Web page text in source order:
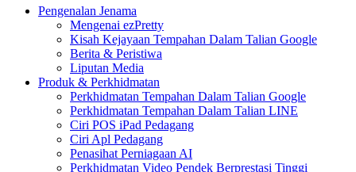
Pengenalan Jenama
Mengenai ezPretty
Kisah Kejayaan Tempahan Dalam Talian Google
Berita & Peristiwa
Liputan Media
Produk & Perkhidmatan
Perkhidmatan Tempahan Dalam Talian Google
Perkhidmatan Tempahan Dalam Talian LINE
Ciri POS iPad Pedagang
Ciri Apl Pedagang
Penasihat Perniagaan AI
Perkhidmatan Video Pendek Berprestasi Tinggi